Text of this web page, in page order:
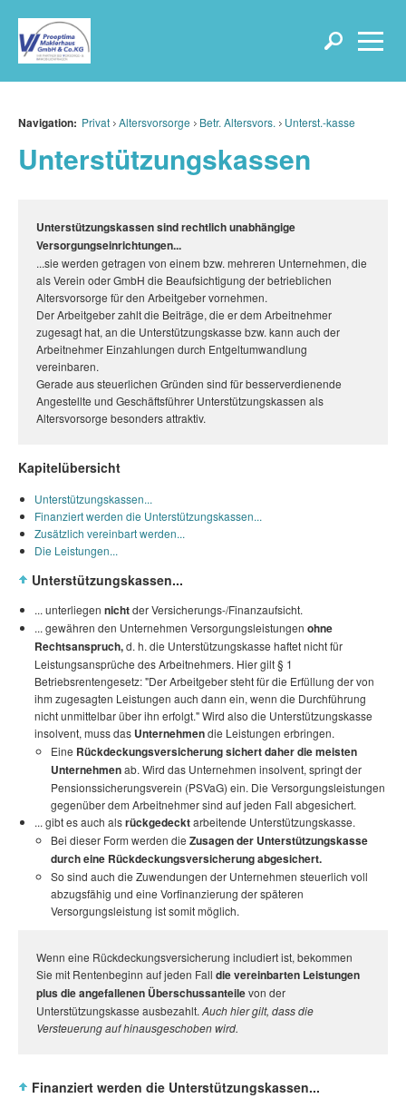
Navigation: Privat Altersvorsorge Betr. Altersvors. Unterst.-kasse
Unterstützungskassen
Unterstützungskassen sind rechtlich unabhängige
Versorgungseinrichtungen...
...sie werden getragen von einem bzw. mehreren Unternehmen, die
als Verein oder GmbH die Beaufsichtigung der betrieblichen
Altersvorsorge für den Arbeitgeber vornehmen.
Der Arbeitgeber zahlt die Beiträge, die er dem Arbeitnehmer
zugesagt hat, an die Unterstützungskasse bzw. kann auch der
Arbeitnehmer Einzahlungen durch Entgeltumwandlung
vereinbaren.
Gerade aus steuerlichen Gründen sind für besserverdienende
Angestellte und Geschäftsführer Unterstützungskassen als
Altersvorsorge besonders attraktiv.
Kapitelübersicht
Unterstützungskassen...
Finanziert werden die Unterstützungskassen...
Zusätzlich vereinbart werden...
Die Leistungen...
Unterstützungskassen...
... unterliegen nichtder Versicherungs-/Finanzaufsicht.
... gewähren den Unternehmen Versorgungsleistungen ohne
Rechtsanspruch,d. h. die Unterstützungskasse haftet nicht für
Leistungsansprüche des Arbeitnehmers. Hier gilt § 1
Betriebsrentengesetz: "Der Arbeitgeber steht für die Erfüllung der von
ihm zugesagten Leistungen auch dann ein, wenn die Durchführung
nicht unmittelbar über ihn erfolgt." Wird also die Unterstützungskasse
insolvent, muss das Unternehmendie Leistungen erbringen.
Eine Rückdeckungsversicherung sichert daher die meisten
Unternehmenab. Wird das Unternehmen insolvent, springt der
Pensionssicherungsverein (PSVaG) ein. Die Versorgungsleistungen
gegenüber dem Arbeitnehmer sind auf jeden Fall abgesichert.
... gibt es auch alsrückgedecktarbeitende Unterstützungskasse.
Bei dieser Form werden die Zusagen der Unterstützungskasse
durch eine Rückdeckungsversicherung abgesichert.
So sind auch die Zuwendungen der Unternehmen steuerlich voll
abzugsfähig und eine Vorfinanzierung der späteren
Versorgungsleistung ist somit möglich.
Wenn eine Rückdeckungsversicherung includiert ist, bekommen
Sie mit Rentenbeginn auf jeden Fall die vereinbarten Leistungen
plus die angefallenen Überschussanteilevon der
Unterstützungskasse ausbezahlt. Auch hier gilt, dass die
Versteuerung auf hinausgeschoben wird.
Finanziert werden die Unterstützungskassen...